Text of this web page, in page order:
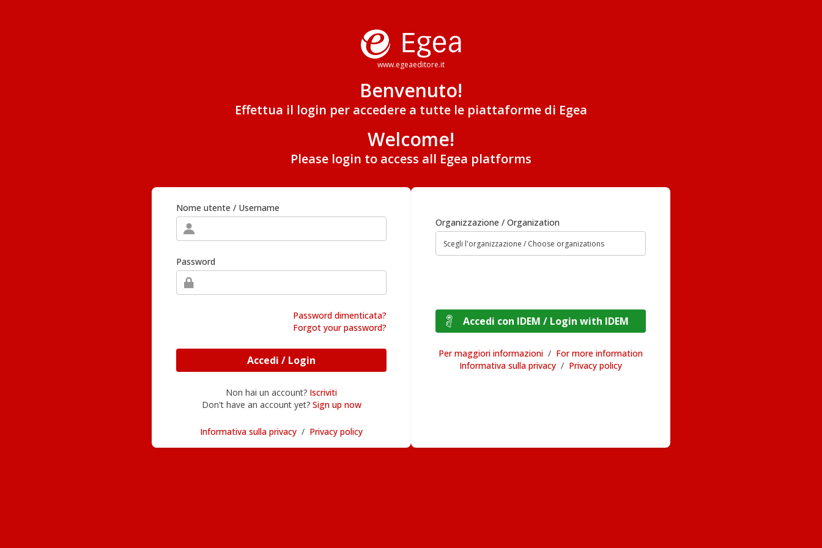
www.egeaeditore.it
Benvenuto!
Effettua il login per accedere a tutte le piattaforme di Egea
Welcome!
Please login to access all Egea platforms
Nome utente / Username
Password
Password dimenticata?
Forgot your password?
Accedi / Login
Non hai un account? Iscriviti
Don't have an account yet? Sign up now
Informativa sulla privacy / Privacy policy
Organizzazione / Organization
Accedi con IDEM / Login with IDEM
Per maggiori informazioni / For more information
Informativa sulla privacy / Privacy policy